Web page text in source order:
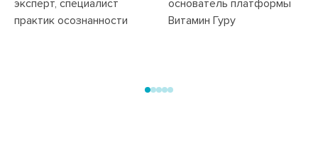
эксперт, специалист
практик осознанности
основатель платформы
Витамин Гуру